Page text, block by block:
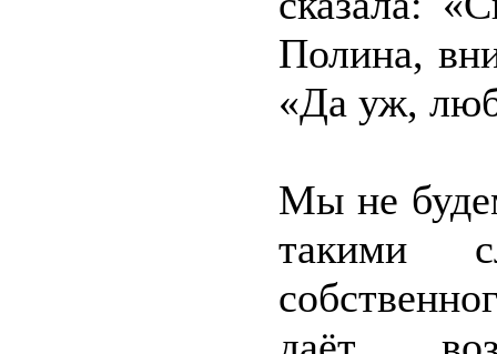
Полина,
«Да уж,
Мы не
такими